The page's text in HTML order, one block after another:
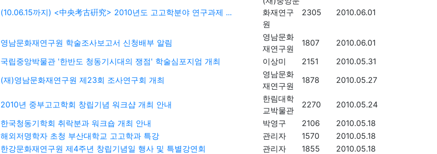
(10.06.15까지) <中央考古硏究> 2010년도 고고학분야 연구과제 ...
화재연구
원
2305 2010.06.01
영남문화재연구원 학술조사보고서 신청배부 알림
영남문화
재연구원
1807
2010.06.01
국립중앙박물관 '한반도 청동기시대의 쟁점' 학술심포지엄 개최 이상미 2151
2010.05.31
(재)영남문화재연구원 제23회 조사연구회 개최
영남문화
재연구원
1878 2010.05.27
2010년 중부고고학회 창립기념 워크샵 개최 안내
한림대학
교박물관
2270
2010.05.24
한국청동기학회 취락분과 워크숍 개최 안내 박영구 2106
2010.05.18
해외저명학자 초청 부산대학교 고고학과 특강 관리자 1570
2010.05.18
한강문화재연구원 제4주년 창립기념일 행사 및 특별강연회 관리자 1855
2010.05.18